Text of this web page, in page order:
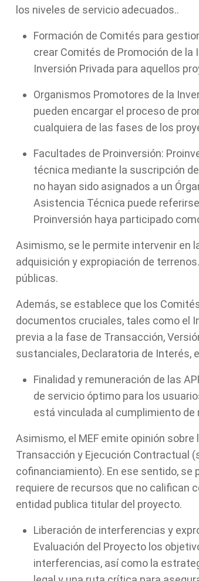
los niveles de servicio adecuados..
Formación de Comités para
crear Comités de Promoción de la
Inversión Privada para aquellos
Organismos Promotores de la
pueden encargar el proceso de
cualquiera de las fases de los
Facultades de Proinversión:
técnica mediante la suscripción
no hayan sido asignados a un
Asistencia Técnica puede
Proinversión haya participado
Asimismo, se le permite intervenir en
adquisición y expropiación de
públicas.
Además, se establece que los
documentos cruciales, tales como el
previa a la fase de Transacción,
sustanciales, Declaratoria de Interés,
Finalidad y remuneración de las
de servicio óptimo para los
está vinculada al cumplimiento
Asimismo, el MEF emite opinión
Transacción y Ejecución Contractual
cofinanciamiento). En ese sentido,
requiere de recursos que no califican
entidad publica titular del proyecto.
Liberación de interferencias y
Evaluación del Proyecto los
interferencias, así como la